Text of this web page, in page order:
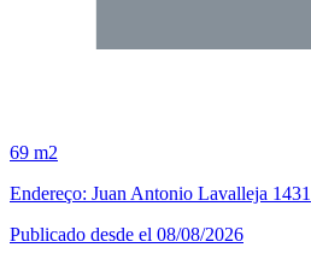
69 m2
Endereço: Juan Antonio Lavalleja 1431
Publicado desde el 08/08/2026